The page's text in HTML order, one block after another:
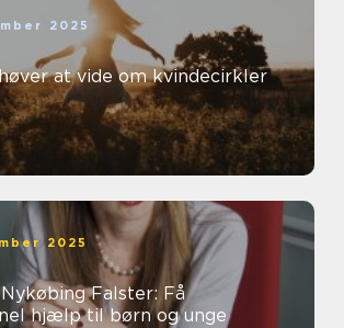
2025
at vide om kvindecirkler
2025
Falster: Få
hjælp til børn og unge